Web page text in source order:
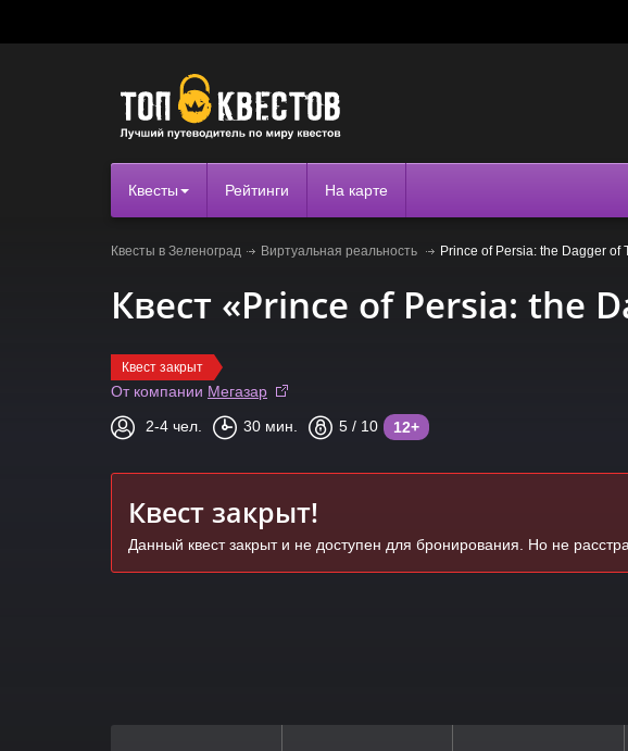
Квесты Рейтинги На карте
Квесты в Зеленоград Виртуальная реальность Prince of Persia: the Dagger of
Квест «Prince of Persia: the
Квест закрыт
От компании Мегазар
2-4 чел. 30 мин. 5 / 10 12+
Квест закрыт!
Данный квест закрыт и не доступен для бронирования. Но не